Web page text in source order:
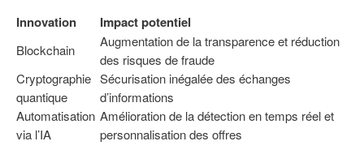
Innovation Impact potentiel
Blockchain
Augmentation de la transparence et réduction
des risques de fraude
Cryptographie
quantique
Sécurisation inégalée des échanges
d’informations
Automatisation
via l’IA
Amélioration de la détection en temps réel et
personnalisation des offres